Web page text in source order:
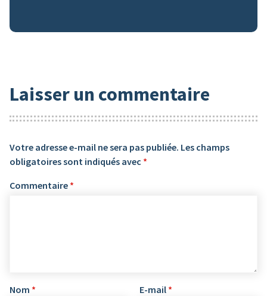
Laisser un commentaire
Votre adresse e-mail ne sera pas publiée. Les champs
obligatoires sont indiqués avec *
Commentaire *
Nom * E-mail *